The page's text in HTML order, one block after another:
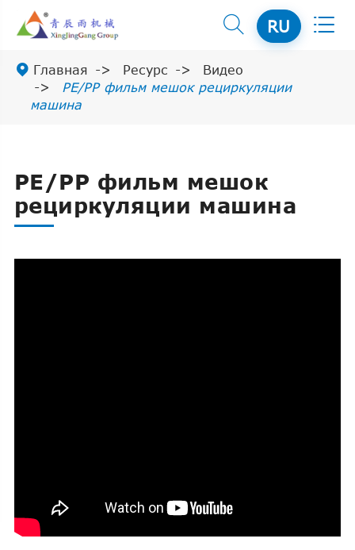
 RU 
 Главная Ресурс
Видео
PE/PP фильм мешок рециркуляции
машина
PE/PP фильм мешок
рециркуляции машина